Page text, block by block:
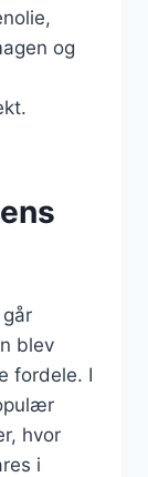
og
blev
fordele. I
hvor
i